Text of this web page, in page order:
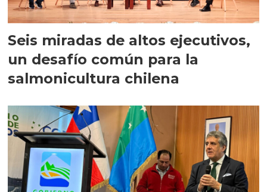
Seis miradas de altos ejecutivos,
un desafío común para la
salmonicultura chilena